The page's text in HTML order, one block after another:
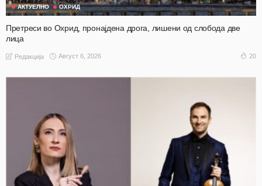
АКТУЕЛНО ОХРИД
Претреси во Охрид, пронајдена дрога, лишени од слобода две
лица
Редакција Август 6, 2026 20